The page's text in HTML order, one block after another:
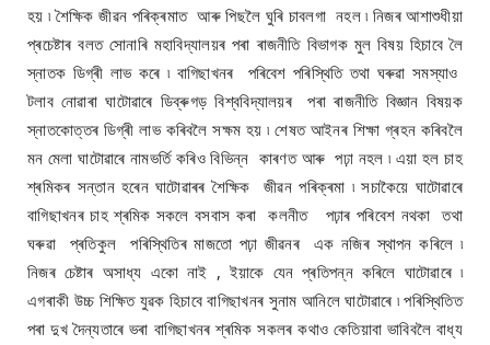
হয় ৷ শৈক্ষিক জীৱন পৰিক্ৰমাত আৰু পিছলৈ ঘুৰি চাবলগা নহল ৷ নিজৰ আশাশুধীয়া
প্ৰচেষ্টাৰ বলত সোনাৰি মহাবিদ্যালয়ৰ পৰা ৰাজনীতি বিভাগক মুল বিষয় হিচাবে লৈ
স্নাতক ডিগ্ৰী লাভ কৰে ৷ বাগিছাখনৰ পৰিবেশ পৰিস্থিতি তথা ঘৰুৱা সমস্যাও
টলাব নোৱাৰা ঘাটোৱাৰে ডিব্ৰুগড় বিশ্ববিদ্যালয়ৰ পৰা ৰাজনীতি বিজ্ঞান বিষয়ক
স্নাতকোত্তৰ ডিগ্ৰী লাভ কৰিবলৈ সক্ষম হয় ৷ শেষত আইনৰ শিক্ষা গ্ৰহন কৰিবলৈ
মন মেলা ঘাটোৱাৰে নামভৰ্তি কৰিও বিভিন্ন কাৰণত আৰু পঢ়া নহল ৷ এয়া হল চাহ
শ্ৰমিকৰ সন্তান হৰেন ঘাটোৱাৰৰ শৈক্ষিক জীৱন পৰিক্ৰমা ৷ সচাকৈয়ে ঘাটোৱাৰে
বাগিছাখনৰ চাহ শ্ৰমিক সকলে বসবাস কৰা কলনীত পঢ়াৰ পৰিবেশ নথকা তথা
ঘৰুৱা প্ৰতিকুল পৰিস্থিতিৰ মাজতো পঢ়া জীৱনৰ এক নজিৰ স্থাপন কৰিলে ৷
নিজৰ চেষ্টাৰ অসাধ্য একো নাই , ইয়াকে যেন প্ৰতিপন্ন কৰিলে ঘাটোৱাৰে ৷
এগৰাকী উচ্চ শিক্ষিত যুৱক হিচাবে বাগিছাখনৰ সুনাম আনিলে ঘাটোৱাৰে ৷ পৰিস্থিতিত
পৰা দুখ দৈন্যতাৰে ভৰা বাগিছাখনৰ শ্ৰমিক সকলৰ কথাও কেতিয়াবা ভাবিবলৈ বাধ্য